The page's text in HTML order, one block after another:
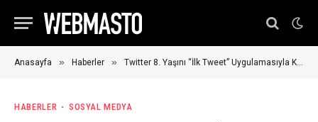
Anasayfa » Haberler » Twitter 8. Yaşını “İlk Tweet” Uygulamasıyla Kutluyor
HABERLER SOSYAL MEDYA